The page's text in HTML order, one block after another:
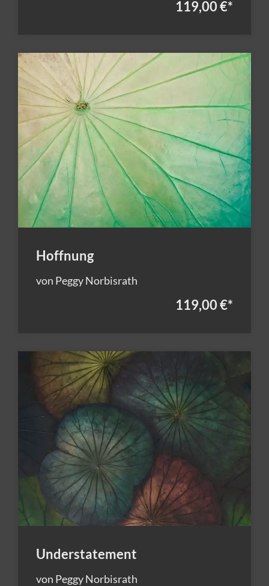
119,00 €*
Hoffnung
von Peggy Norbisrath
119,00 €*
Understatement
von Peggy Norbisrath